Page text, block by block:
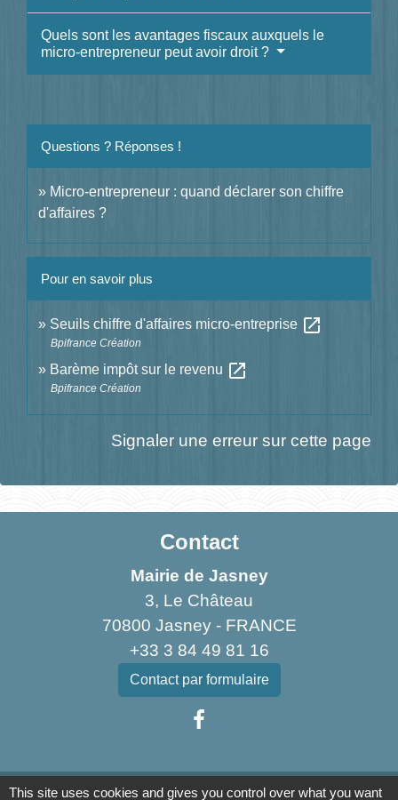
Quels sont les avantages fiscaux auxquels le
micro-entrepreneur peut avoir droit ?
Questions ? Réponses !
Micro-entrepreneur : quand déclarer son chiffre
d'affaires ?
Pour en savoir plus
Seuils chiffre d'affaires micro-entreprise open_in_new
Bpifrance Création
Barème impôt sur le revenu open_in_new
Bpifrance Création
Signaler une erreur sur cette page
Contact
Mairie de Jasney
3, Le Château
70800 Jasney - FRANCE
+33 3 84 49 81 16
Contact par formulaire
Liens
This site uses cookies and gives you control over what you want